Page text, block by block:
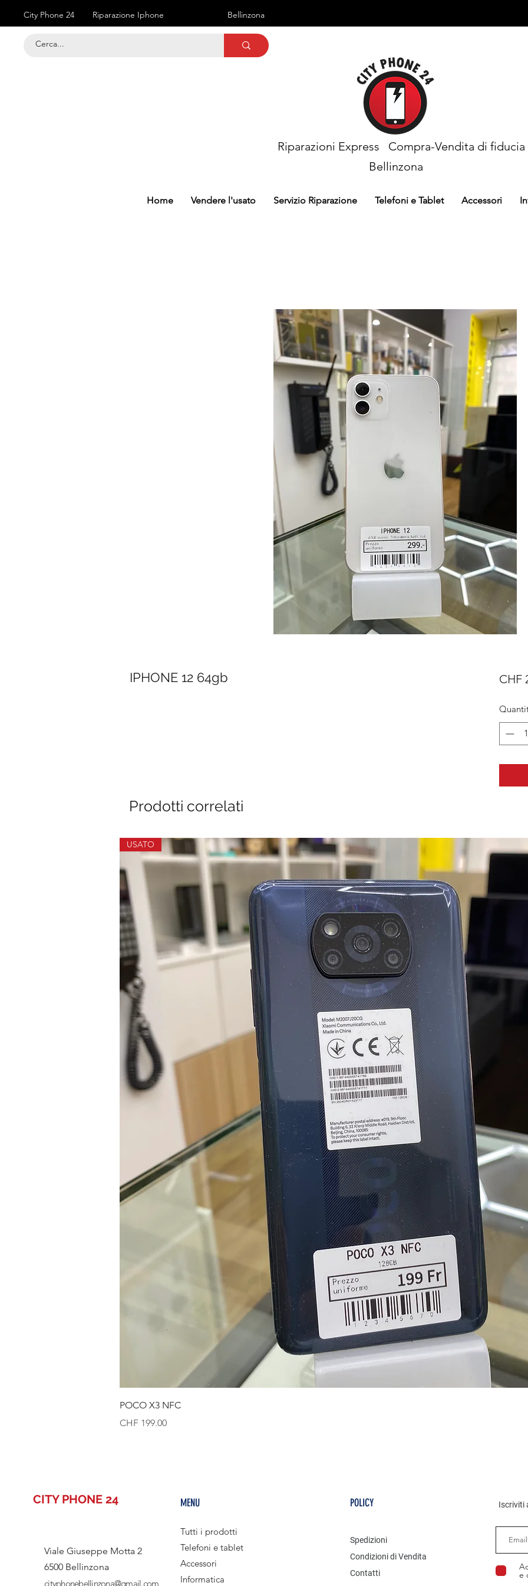
City Phone 24 Riparazione Iphone Bellinzona
Riparazioni Express
Compra-Vendita di fiducia
Bellinzona
Home Vendere l'usato Servizio Riparazione Telefoni e Tablet Accessori
Prodotti correlati
USATO
POCO X3 NFC
Prezzo
CHF 199.00
IPHONE 12 64gb CHF
CITY PHONE 24
Viale Giuseppe Motta 2
6500 Bellinzona
cityphonebellinzona@gmail.com
MENU
Tutti i prodotti
Telefoni e tablet
Accessori
Informatica
POLICY
Spedizioni
Condizioni di Vendita
Contatti
Iscriviti
e